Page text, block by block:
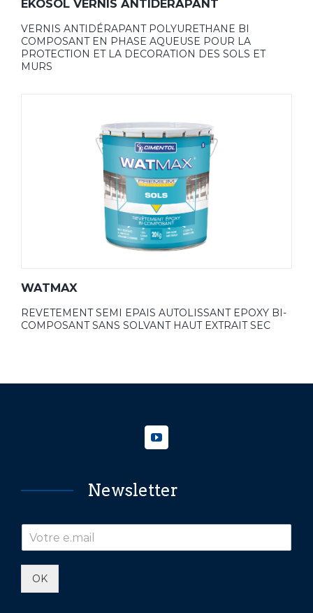
EKOSOL VERNIS ANTIDÉRAPANT
VERNIS ANTIDÉRAPANT POLYURETHANE BI
COMPOSANT EN PHASE AQUEUSE POUR LA
PROTECTION ET LA DECORATION DES SOLS ET
MURS
WATMAX
REVETEMENT SEMI EPAIS AUTOLISSANT EPOXY BI-
COMPOSANT SANS SOLVANT HAUT EXTRAIT SEC
Newsletter
OK